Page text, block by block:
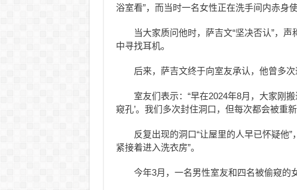
浴室看”，而当时一名女性正在洗手间内赤身使
当大家质问他时，萨吉文“坚决否认”，
中寻找耳机。
后来，萨吉文终于向室友承认，他曾多
室友们表示：“早在2024年8月，大家刚
窥孔’。我们多次封住洞口，但每次都会被重新
反复出现的洞口“让屋里的人早已怀疑他
紧接着进入洗衣房”。
今年3月，一名男性室友和四名被偷窥的